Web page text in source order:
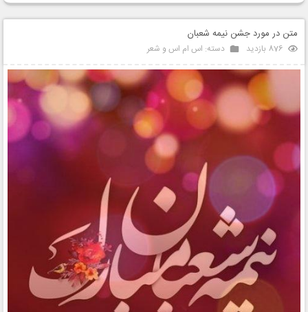
متن در مورد جشن نیمه شعبان
876 بازدید دسته: اس ام اس و شعر